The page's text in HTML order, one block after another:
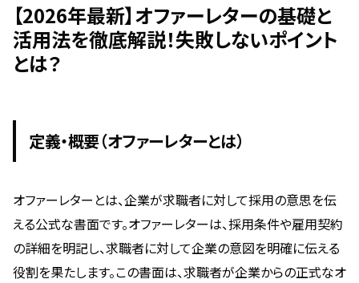
【2026年最新】オファーレターの基礎と
活用法を徹底解説！失敗しないポイント
とは？
定義・概要（オファーレターとは）
オファーレターとは、企業が求職者に対して採用の意思を伝
える公式な書面です。オファーレターは、採用条件や雇用契約
の詳細を明記し、求職者に対して企業の意図を明確に伝える
役割を果たします。この書面は、求職者が企業からの正式なオ